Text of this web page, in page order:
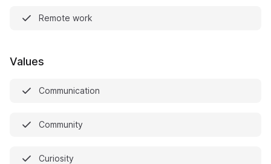
Remote work
Values
Communication
Community
Curiosity